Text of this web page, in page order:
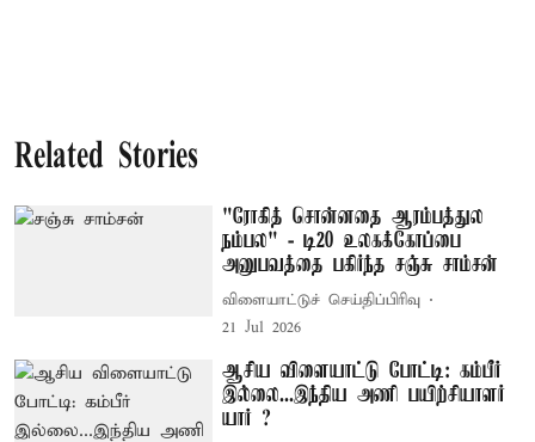
Related Stories
"ரோகித் சொன்னதை ஆரம்பத்துல
நம்பல" - டி20 உலகக்கோப்பை
அனுபவத்தை பகிர்ந்த சஞ்சு சாம்சன்
விளையாட்டுச் செய்திப்பிரிவு
21 Jul 2026
ஆசிய விளையாட்டு போட்டி: கம்பீர்
இல்லை...இந்திய அணி பயிற்சியாளர்
யார் ?